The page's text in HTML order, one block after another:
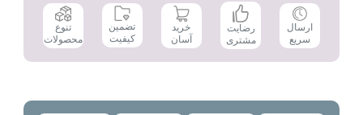
ارسال
سریع
رضایت
مشتری
خرید
آسان
تضمین
کیفیت
تنوع
محصولات